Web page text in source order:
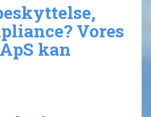
Vores
kan